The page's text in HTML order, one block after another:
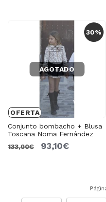
30%
OFERTA
AGOTADO
Conjunto bombacho + Blusa
Toscana Noma Fernández
133,00€
93,10€